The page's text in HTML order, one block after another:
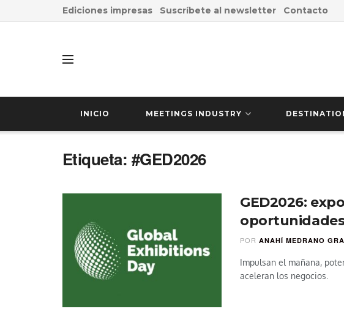
Ediciones impresas Suscríbete al newsletter Contacto
INICIO MEETINGS INDUSTRY
Etiqueta: #GED2026
GED2026:
POR ANAHÍ MEDRANO
Impulsan el mañana,
aceleran los negocios.